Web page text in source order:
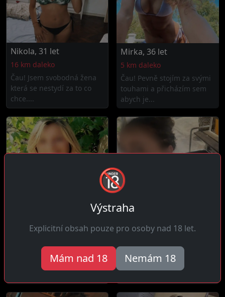
Nikola, 31 let
16 km daleko
Čau! Jsem svobodná žena
která se nestydí za to co
chce....
Mirka, 36 let
5 km daleko
Čau! Pevně stojím za svými
touhami a přicházím sem
abych je...
Renata, 38 let
Ahoj! Jsem moderní žena
která drží krok s dobou.
Linda, 28 let
Čau! Miluju se smát a
nebrát se vážně, i během
🔞
Výstraha
Explicitní obsah pouze pro osoby nad 18 let.
Mám nad 18 Nemám 18